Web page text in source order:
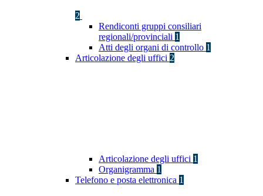
2
Rendiconti gruppi consiliari
regionali/provinciali 1
Atti degli organi di controllo 1
Articolazione degli uffici 2
Articolazione degli uffici 1
Organigramma 1
Telefono e posta elettronica 1